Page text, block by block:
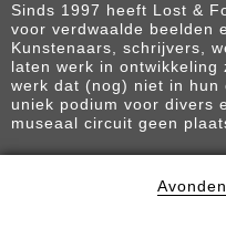
Sinds 1997 heeft Lost &
voor verdwaalde beelden
Kunstenaars, schrijvers,
laten werk in
werk dat (nog) niet in hun
uniek podium voor divers
museaal circuit geen
Avonden